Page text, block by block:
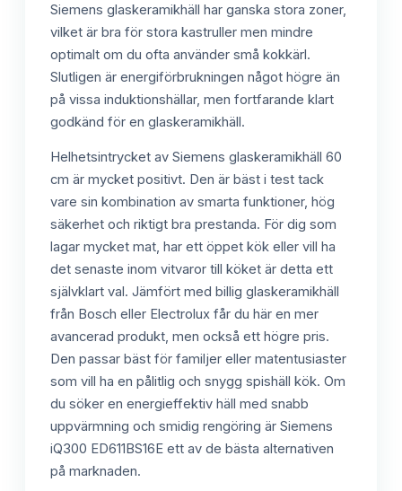
Siemens glaskeramikhäll har ganska stora zoner,
vilket är bra för stora kastruller men mindre
optimalt om du ofta använder små kokkärl.
Slutligen är energiförbrukningen något högre än
på vissa induktionshällar, men fortfarande klart
godkänd för en glaskeramikhäll.
Helhetsintrycket av Siemens glaskeramikhäll 60
cm är mycket positivt. Den är bäst i test tack
vare sin kombination av smarta funktioner, hög
säkerhet och riktigt bra prestanda. För dig som
lagar mycket mat, har ett öppet kök eller vill ha
det senaste inom vitvaror till köket är detta ett
självklart val. Jämfört med billig glaskeramikhäll
från Bosch eller Electrolux får du här en mer
avancerad produkt, men också ett högre pris.
Den passar bäst för familjer eller matentusiaster
som vill ha en pålitlig och snygg spishäll kök. Om
du söker en energieffektiv häll med snabb
uppvärmning och smidig rengöring är Siemens
iQ300 ED611BS16E ett av de bästa alternativen
på marknaden.